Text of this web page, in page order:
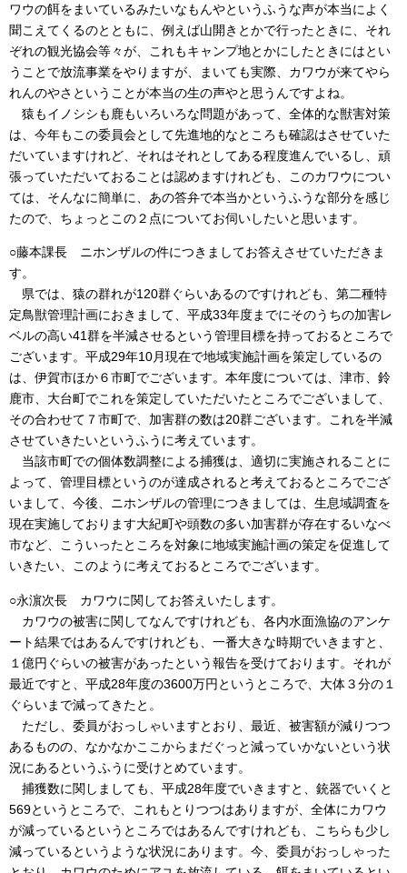
ワウの餌をまいているみたいなもんやというふうな声が本当によく
聞こえてくるのとともに、例えば山開きとかで行ったときに、それ
ぞれの観光協会等々が、これもキャンプ地とかにしたときにはとい
うことで放流事業をやりますが、まいても実際、カワウが来てやら
れんのやさということが本当の生の声やと思うんですよね。
猿もイノシシも鹿もいろいろな問題があって、全体的な獣害対策
は、今年もこの委員会として先進地的なところも確認はさせていた
だいていますけれど、それはそれとしてある程度進んでいるし、頑
張っていただいておることは認めますけれども、このカワウについ
ては、そんなに簡単に、あの答弁で本当かというふうな部分を感じ
たので、ちょっとこの２点についてお伺いしたいと思います。
○藤本課長 ニホンザルの件につきましてお答えさせていただきま
す。
県では、猿の群れが120群ぐらいあるのですけれども、第二種特
定鳥獣管理計画におきまして、平成33年度までにそのうちの加害レ
ベルの高い41群を半減させるという管理目標を持っておるところで
ございます。平成29年10月現在で地域実施計画を策定しているの
は、伊賀市ほか６市町でございます。本年度については、津市、鈴
鹿市、大台町でこれを策定していただいたところでございまして、
その合わせて７市町で、加害群の数は20群ございます。これを半減
させていきたいというふうに考えています。
当該市町での個体数調整による捕獲は、適切に実施されることに
よって、管理目標というのが達成されると考えておるところでござ
いまして、今後、ニホンザルの管理につきましては、生息域調査を
現在実施しております大紀町や頭数の多い加害群が存在するいなべ
市など、こういったところを対象に地域実施計画の策定を促進して
いきたい、このように考えておるところでございます。
○永濵次長 カワウに関してお答えいたします。
カワウの被害に関してなんですけれども、各内水面漁協のアンケ
ート結果ではあるんですけれども、一番大きな時期でいきますと、
１億円ぐらいの被害があったという報告を受けております。それが
最近ですと、平成28年度の3600万円というところで、大体３分の１
ぐらいまで減ってきたと。
ただし、委員がおっしゃいますとおり、最近、被害額が減りつつ
あるものの、なかなかここからまだぐっと減っていかないという状
況にあるというふうに受けとめています。
捕獲数に関しましても、平成28年度でいきますと、銃器でいくと
569というところで、これもとりつつはありますが、全体にカワウ
が減っているというところではあるんですけれども、こちらも少し
減っているというような状況にあります。今、委員がおっしゃった